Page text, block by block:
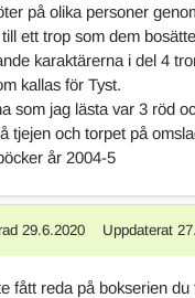
på olika personer
ett trop som dem
karaktärerna i del 4
kallas för Tyst.
som jag lästa var 3 röd
tjejen och torpet på
år 2004-5
29.6.2020 Uppdaterat
fått reda på bokserien du